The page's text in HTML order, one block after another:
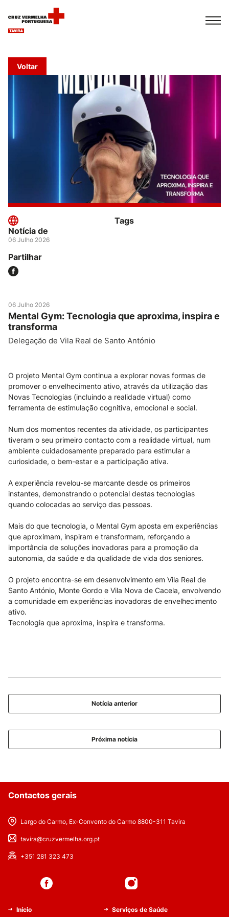
Voltar
Notícia de
06 Julho 2026
Tags
Partilhar
06 Julho 2026
Mental Gym: Tecnologia que aproxima, inspira e
transforma
Delegação de Vila Real de Santo António
O projeto Mental Gym continua a explorar novas formas de
promover o envelhecimento ativo, através da utilização das
Novas Tecnologias (incluindo a realidade virtual) como
ferramenta de estimulação cognitiva, emocional e social.
Num dos momentos recentes da atividade, os participantes
tiveram o seu primeiro contacto com a realidade virtual, num
ambiente cuidadosamente preparado para estimular a
curiosidade, o bem-estar e a participação ativa.
A experiência revelou-se marcante desde os primeiros
instantes, demonstrando o potencial destas tecnologias
quando colocadas ao serviço das pessoas.
Mais do que tecnologia, o Mental Gym aposta em experiências
que aproximam, inspiram e transformam, reforçando a
importância de soluções inovadoras para a promoção da
autonomia, da saúde e da qualidade de vida dos seniores.
O projeto encontra-se em desenvolvimento em Vila Real de
Santo António, Monte Gordo e Vila Nova de Cacela, envolvendo
a comunidade em experiências inovadoras de envelhecimento
ativo.
Tecnologia que aproxima, inspira e transforma.
Notícia anterior
Próxima notícia
Contactos gerais
Largo do Carmo, Ex-Convento do Carmo 8800-311 Tavira
tavira@cruzvermelha.org.pt
+351 281 323 473
Início Serviços de Saúde